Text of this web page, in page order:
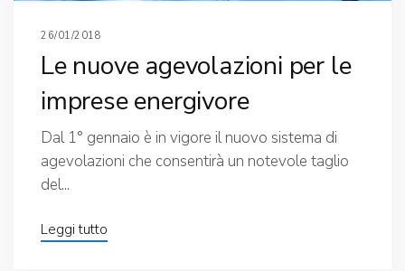
26/01/2018
Le nuove agevolazioni per le
imprese energivore
Dal 1° gennaio è in vigore il nuovo sistema di
agevolazioni che consentirà un notevole taglio
del...
Leggi tutto